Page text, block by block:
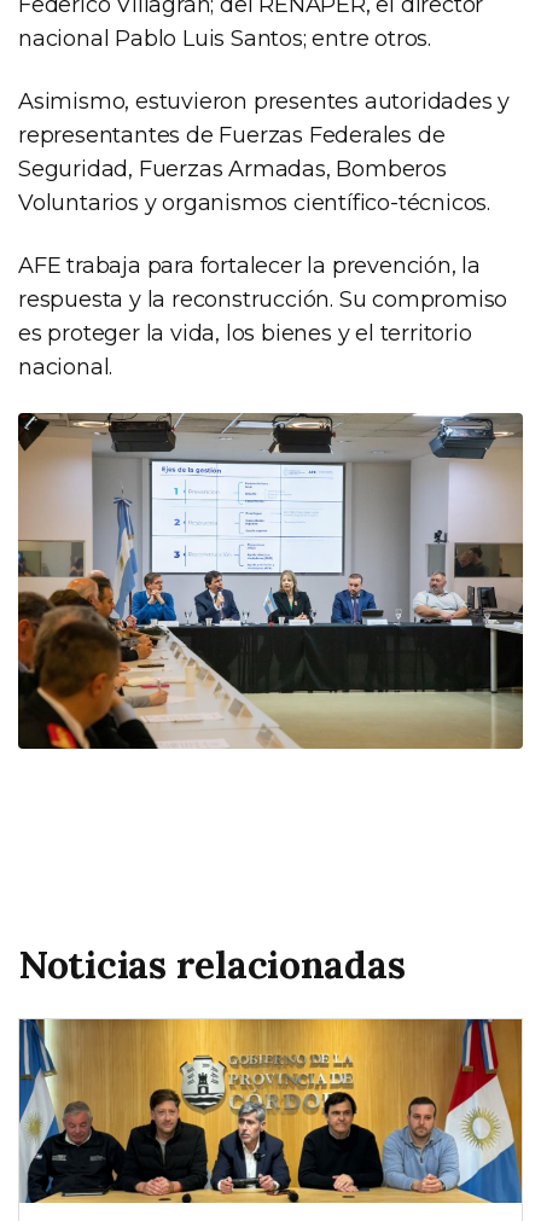
nacional Pablo Luis Santos; entre otros.
Asimismo, estuvieron presentes autoridades y
representantes de Fuerzas Federales de
Seguridad, Fuerzas Armadas, Bomberos
Voluntarios y organismos científico-técnicos.
AFE trabaja para fortalecer la prevención, la
respuesta y la reconstrucción. Su compromiso
es proteger la vida, los bienes y el territorio
nacional.
Noticias relacionadas